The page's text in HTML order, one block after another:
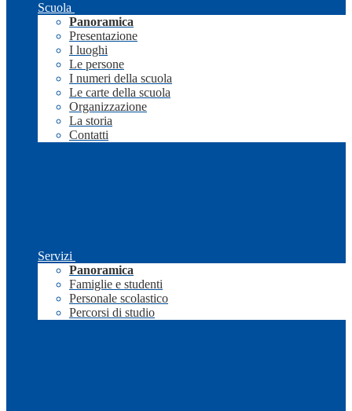
Scuola
Panoramica
Presentazione
I luoghi
Le persone
I numeri della scuola
Le carte della scuola
Organizzazione
La storia
Contatti
Servizi
Panoramica
Famiglie e studenti
Personale scolastico
Percorsi di studio